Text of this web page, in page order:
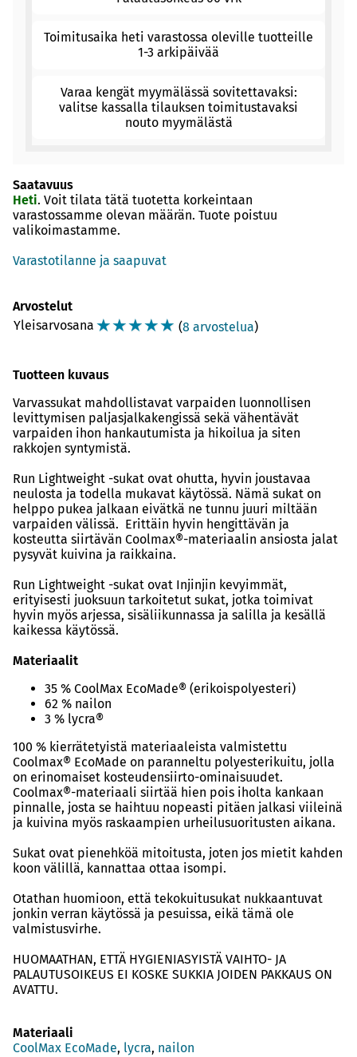
Toimitusaika heti varastossa oleville tuotteille
1-3 arkipäivää
Varaa kengät myymälässä sovitettavaksi:
valitse kassalla tilauksen toimitustavaksi
nouto myymälästä
Saatavuus
Heti. Voit tilata tätä tuotetta korkeintaan
varastossamme olevan määrän. Tuote poistuu
valikoimastamme.
Varastotilanne ja saapuvat
Arvostelut
Yleisarvosana ☆☆☆☆☆ (8 arvostelua)
Tuotteen kuvaus
Varvassukat mahdollistavat varpaiden luonnollisen
levittymisen paljasjalkakengissä sekä vähentävät
varpaiden ihon hankautumista ja hikoilua ja siten
rakkojen syntymistä.
Run Lightweight -sukat ovat ohutta, hyvin joustavaa
neulosta ja todella mukavat käytössä. Nämä sukat on
helppo pukea jalkaan eivätkä ne tunnu juuri miltään
varpaiden välissä. Erittäin hyvin hengittävän ja
kosteutta siirtävän Coolmax®-materiaalin ansiosta jalat
pysyvät kuivina ja raikkaina.
Run Lightweight -sukat ovat Injinjin kevyimmät,
erityisesti juoksuun tarkoitetut sukat, jotka toimivat
hyvin myös arjessa, sisäliikunnassa ja salilla ja kesällä
kaikessa käytössä.
Materiaalit
35 % CoolMax EcoMade® (erikoispolyesteri)
62 % nailon
3 % lycra®
100 % kierrätetyistä materiaaleista valmistettu
Coolmax® EcoMade on paranneltu polyesterikuitu, jolla
on erinomaiset kosteudensiirto-ominaisuudet.
Coolmax®-materiaali siirtää hien pois iholta kankaan
pinnalle, josta se haihtuu nopeasti pitäen jalkasi viileinä
ja kuivina myös raskaampien urheilusuoritusten aikana.
Sukat ovat pienehköä mitoitusta, joten jos mietit kahden
koon välillä, kannattaa ottaa isompi.
Otathan huomioon, että tekokuitusukat nukkaantuvat
jonkin verran käytössä ja pesuissa, eikä tämä ole
valmistusvirhe.
HUOMAATHAN, ETTÄ HYGIENIASYISTÄ VAIHTO- JA
PALAUTUSOIKEUS EI KOSKE SUKKIA JOIDEN PAKKAUS ON
AVATTU.
Materiaali
CoolMax EcoMade, lycra, nailon